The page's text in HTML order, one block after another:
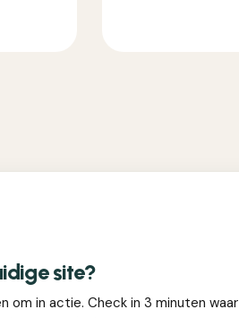
site?
om in actie. Check in 3 minuten waar